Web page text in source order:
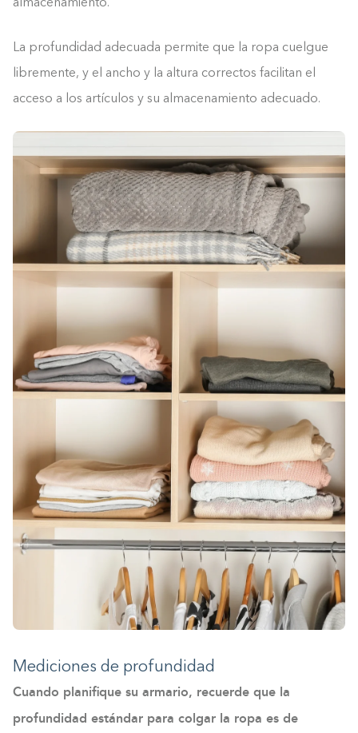
almacenamiento.
La profundidad adecuada permite que la ropa cuelgue
libremente, y el ancho y la altura correctos facilitan el
acceso a los artículos y su almacenamiento adecuado.
Mediciones de profundidad
Cuando planifique su armario, recuerde que la
profundidad estándar para colgar la ropa es de